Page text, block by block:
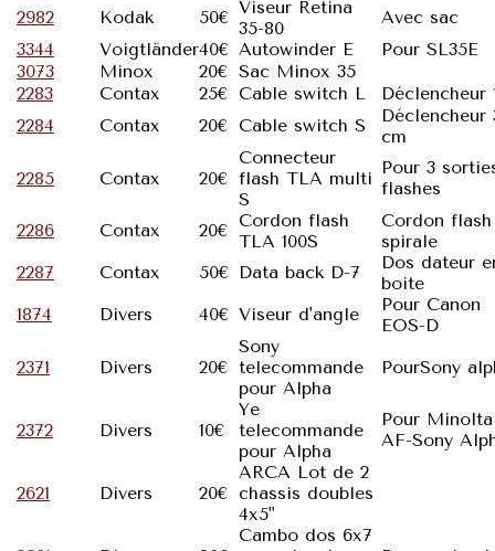
2982
Kodak 50€ Viseur Retina
35-80
Avec sac
3344
Voigtländer40€ Autowinder E
Pour SL35E
3073
Minox 20€ Sac Minox 35
2283
Contax 25€ Cable switch L
Déclencheur
2284
Contax 20€ Cable switch S
Déclencheur
cm
2285
Contax 20€
Connecteur
flash TLA multi
S
Pour 3
flashes
2286
Contax 20€ Cordon flash
TLA 100S
Cordon flash
spirale
2287
Contax 50€ Data back D-7
Dos dateur
boite
1874
Divers 40€ Viseur d'angle
Pour Canon
EOS-D
2371
Divers 20€
Sony
telecommande
pour Alpha
PourSony
2372 Divers 10€
Ye
telecommande
pour Alpha
Pour Minolta
AF-Sony
2621 Divers 20€
ARCA Lot de 2
chassis doubles
4x5"
Cambo dos 6x7